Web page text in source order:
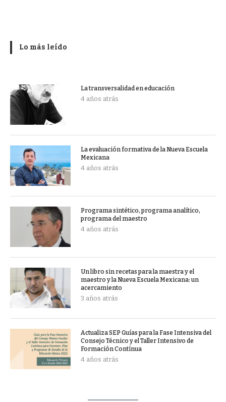
Lo más leído
La transversalidad en educación
4 años atrás
La evaluación formativa de la Nueva Escuela
Mexicana
4 años atrás
Programa sintético, programa analítico,
programa del maestro
4 años atrás
Un libro sin recetas para la maestra y el
maestro y la Nueva Escuela Mexicana: un
acercamiento
3 años atrás
Actualiza SEP Guías para la Fase Intensiva del
Consejo Técnico y el Taller Intensivo de
Formación Contínua
4 años atrás